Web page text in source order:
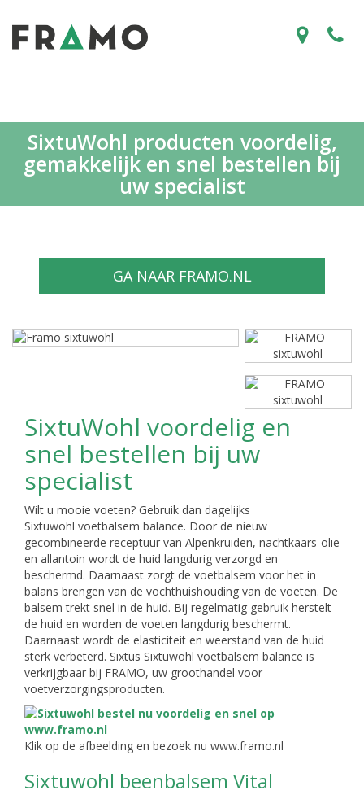
SixtuWohl producten voordelig,
gemakkelijk en snel bestellen bij
uw specialist
GA NAAR FRAMO.NL
SixtuWohl voordelig en
snel bestellen bij uw
specialist
Wilt u mooie voeten? Gebruik dan dagelijks
Sixtuwohl voetbalsem balance. Door de nieuw
gecombineerde receptuur van Alpenkruiden, nachtkaars-olie
en allantoin wordt de huid langdurig verzorgd en
beschermd. Daarnaast zorgt de voetbalsem voor het in
balans brengen van de vochthuishouding van de voeten. De
balsem trekt snel in de huid. Bij regelmatig gebruik herstelt
de huid en worden de voeten langdurig beschermt.
Daarnaast wordt de elasticiteit en weerstand van de huid
sterk verbeterd. Sixtus Sixtuwohl voetbalsem balance is
verkrijgbaar bij FRAMO, uw groothandel voor
voetverzorgingsproducten.
Klik op de afbeelding en bezoek nu www.framo.nl
Sixtuwohl beenbalsem Vital